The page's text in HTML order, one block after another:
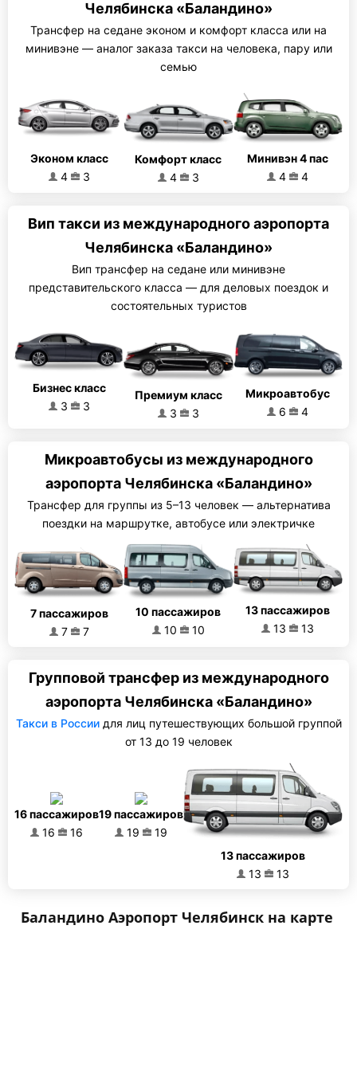
Челябинска «Баландино»
Трансфер на седане эконом и комфорт класса или на
минивэне — аналог заказа такси на человека, пару или
семью
Эконом класс
4
3
Комфорт класс
4
3
Минивэн 4 пас
4
4
Вип такси из международного аэропорта
Челябинска «Баландино»
Вип трансфер на седане или минивэне
представительского класса — для деловых поездок и
состоятельных туристов
Бизнес класс
3
3
Премиум класс
3
3
Микроавтобус
6
4
Микроавтобусы из международного
аэропорта Челябинска «Баландино»
Трансфер для группы из 5–13 человек — альтернатива
поездки на маршрутке, автобусе или электричке
7 пассажиров
7
7
10 пассажиров
10
10
13 пассажиров
13
13
Групповой трансфер из международного
аэропорта Челябинска «Баландино»
Такси в Россиидля лиц путешествующих большой группой
от 13 до 19 человек
16 пассажиров
16
16
19 пассажиров
19
19
13 пассажиров
13
13
Баландино Аэропорт Челябинск на карте